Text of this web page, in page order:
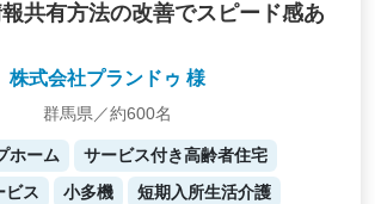
報共有方法の改善でスピード感あ
株式会社プランドゥ 様
群馬県／約600名
ホーム
サービス付き高齢者住宅
ビス
小多機 短期入所生活介護